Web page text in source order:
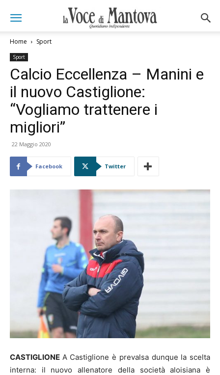
Home Sport
Sport
Calcio Eccellenza – Manini e
il nuovo Castiglione:
“Vogliamo trattenere i
migliori”
22 Maggio 2020
Facebook Twitter
CASTIGLIONE A Castiglione è prevalsa dunque la scelta
interna: il nuovo allenatore della società aloisiana è